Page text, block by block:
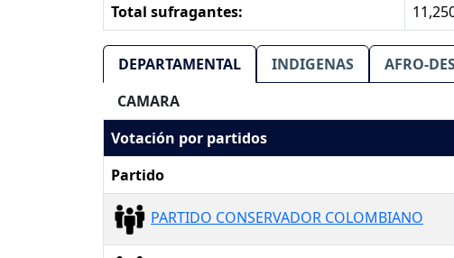
Total sufragantes:
DEPARTAMENTAL INDIGENAS
AFRO-
CAMARA
Votación por partidos
Partido
PARTIDO CONSERVADOR COLOMBIANO